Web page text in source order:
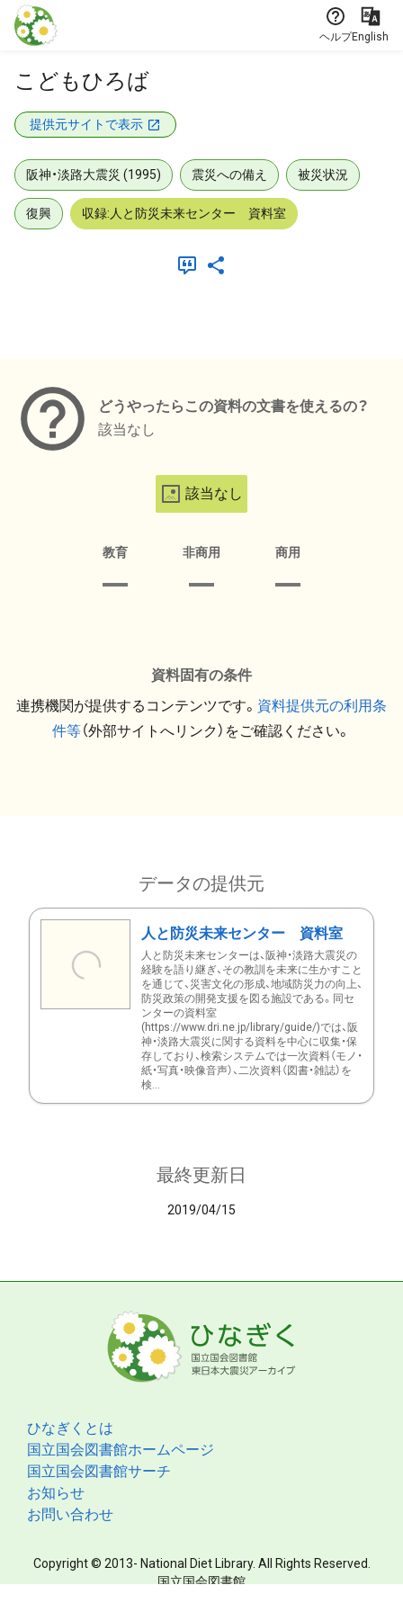
本文に飛ぶ
ヘルプEnglish
こどもひろば
提供元サイトで表示
阪神・淡路大震災 (1995) 震災への備え 被災状況
復興 収録:人と防災未来センター 資料室
どうやったらこの資料の文書を使えるの？
該当なし
該当なし
教育 非商用 商用
資料固有の条件
連携機関が提供するコンテンツです。 資料提供元の利用条
件等（外部サイトへリンク）をご確認ください。
データの提供元
人と防災未来センター 資料室
人と防災未来センターは、阪神・淡路大震災の
経験を語り継ぎ、その教訓を未来に生かすこと
を通じて、災害文化の形成、地域防災力の向上、
防災政策の開発支援を図る施設である。同セ
ンターの資料室
(https://www.dri.ne.jp/library/guide/)では、阪
神・淡路大震災に関する資料を中心に収集・保
存しており、検索システムでは一次資料（モノ・
紙・写真・映像音声）、二次資料（図書・雑誌）を
検...
最終更新日
2019/04/15
ひなぎくとは
国立国会図書館ホームページ
国立国会図書館サーチ
お知らせ
お問い合わせ
Copyright © 2013- National Diet Library. All Rights Reserved.